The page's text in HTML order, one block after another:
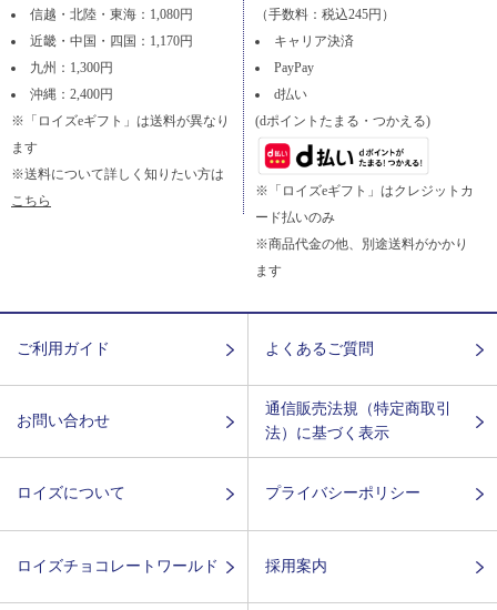
信越・北陸・東海：1,080円
近畿・中国・四国：1,170円
九州：1,300円
沖縄：2,400円
※「ロイズeギフト」は送料が異なり
ます
※送料について詳しく知りたい方は
こちら
（手数料：税込245円）
キャリア決済
PayPay
d払い
(dポイントたまる・つかえる)
※「ロイズeギフト」はクレジットカ
ード払いのみ
※商品代金の他、別途送料がかかり
ます
ご利用ガイド よくあるご質問
お問い合わせ
通信販売法規（特定商取引
法）に基づく表示
ロイズについて プライバシーポリシー
ロイズチョコレートワールド 採用案内